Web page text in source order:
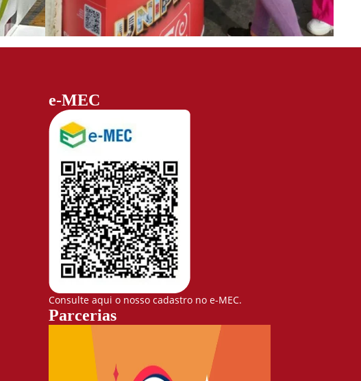
e-MEC
Consulte aqui o nosso cadastro no e-MEC.
Parcerias